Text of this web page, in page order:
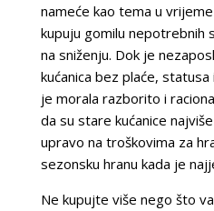
nameće kao tema u
kupuju gomilu nepotrebnih
na sniženju. Dok je
kućanica bez plaće,
je morala razborito i
da su stare kućanice
upravo na troškovima za
sezonsku hranu kada je
Ne kupujte više nego što